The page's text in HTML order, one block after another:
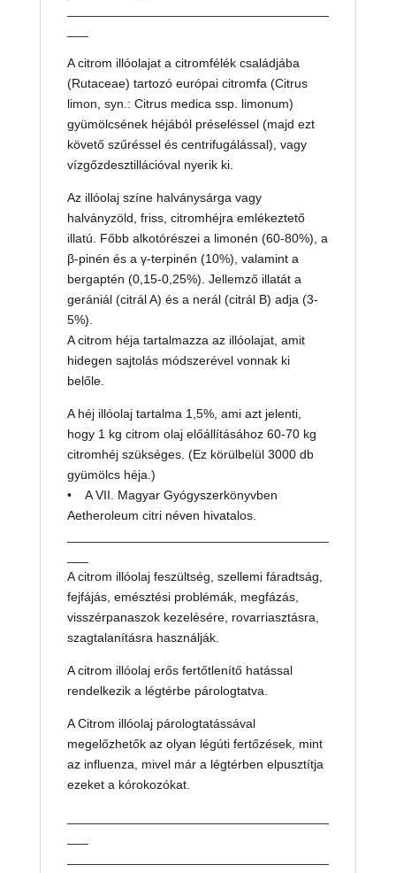
A citrom illóolajat a citromfélék családjába
(Rutaceae) tartozó európai citromfa (Citrus
limon, syn.: Citrus medica ssp. limonum)
gyümölcsének héjából préseléssel (majd ezt
követő szűréssel és centrifugálással), vagy
vízgőzdesztillációval nyerik ki.
Az illóolaj színe halványsárga vagy
halványzöld, friss, citromhéjra emlékeztető
illatú. Főbb alkotórészei a limonén (60-80%), a
β-pinén és a γ-terpinén (10%), valamint a
bergaptén (0,15-0,25%). Jellemző illatát a
gerániál (citrál A) és a nerál (citrál B) adja (3-
5%).
A citrom héja tartalmazza az illóolajat, amit
hidegen sajtolás módszerével vonnak ki
belőle.
A héj illóolaj tartalma 1,5%, ami azt jelenti,
hogy 1 kg citrom olaj előállításához 60-70 kg
citromhéj szükséges. (Ez körülbelül 3000 db
gyümölcs héja.)
• A VII. Magyar Gyógyszerkönyvben
Aetheroleum citri néven hivatalos.
A citrom illóolaj feszültség, szellemi fáradtság,
fejfájás, emésztési problémák, megfázás,
visszérpanaszok kezelésére, rovarriasztásra,
szagtalanításra használják.
A citrom illóolaj erős fertőtlenítő hatással
rendelkezik a légtérbe párologtatva.
A Citrom illóolaj párologtatássával
megelőzhetők az olyan légúti fertőzések, mint
az influenza, mivel már a légtérben elpusztítja
ezeket a kórokozókat.